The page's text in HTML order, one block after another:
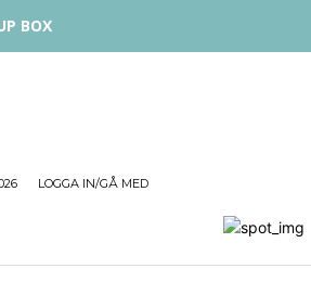
BOX
LOGGA IN/GÅ MED